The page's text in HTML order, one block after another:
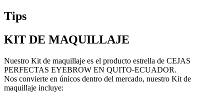
Tips
KIT DE MAQUILLAJE
Nuestro Kit de maquillaje es el producto estrella de CEJAS
PERFECTAS EYEBROW EN QUITO-ECUADOR.
Nos convierte en únicos dentro del mercado, nuestro Kit de
maquillaje incluye: